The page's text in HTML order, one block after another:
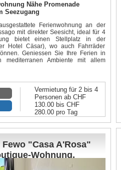
Nähe Promenade
Seezugang
Ferienwohnung an der
mit direkter Seesicht, ideal für 4
bietet einen Stellplatz in der
Hotel Cäsar), wo auch Fahrräder
Geniessen Sie Ihre Ferien in
mediterranen Ambiente mit allem
Vermietung für 2 bis 4
Personen ab CHF
130.00 bis CHF
280.00 pro Tag
Fewo "Casa A'Rosa"
Wohnung,